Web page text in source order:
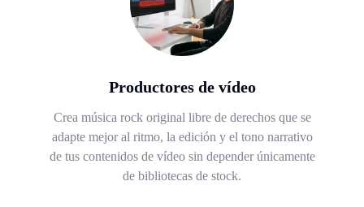
Productores de vídeo
Crea música rock original libre de derechos que se
adapte mejor al ritmo, la edición y el tono narrativo
de tus contenidos de vídeo sin depender únicamente
de bibliotecas de stock.